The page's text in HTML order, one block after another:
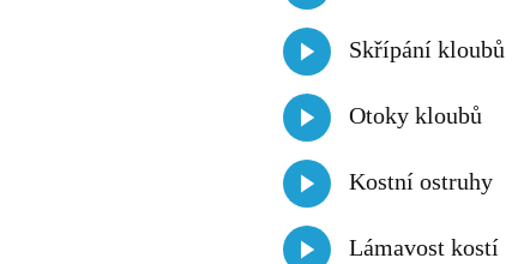
Skřípání kloubů
Otoky kloubů
Kostní ostruhy
Lámavost kostí